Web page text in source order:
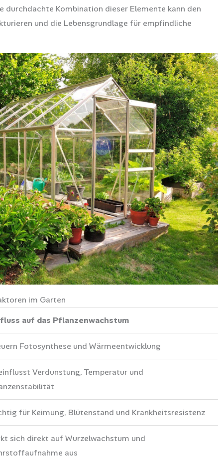
durchdachte Kombination dieser Elemente kann den
und die Lebensgrundlage für empfindliche
im Garten
auf das Pflanzenwachstum
Fotosynthese und Wärmeentwicklung
Verdunstung, Temperatur und
für Keimung, Blütenstand und Krankheitsresistenz
sich direkt auf Wurzelwachstum und
aus